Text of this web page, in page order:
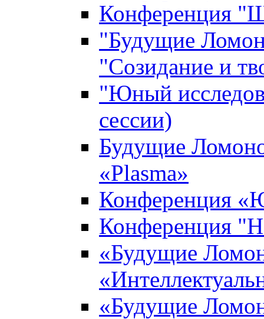
Конференция
"Будущие
"Созидание и
"Юный
сессии)
Будущие
«Plasma»
Конференция
Конференция
«Будущие
«Будущие